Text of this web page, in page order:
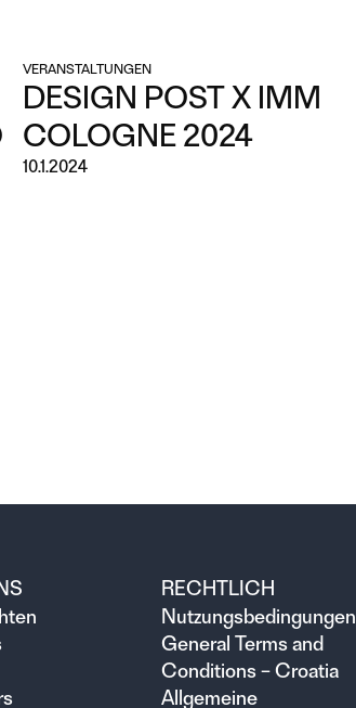
VERANSTALTUNGEN
DESIGN POST X IMM
COLOGNE 2024
10.1.2024
RECHTLICH
Nutzungsbedingungen
General Terms and
Conditions – Croatia
Allgemeine